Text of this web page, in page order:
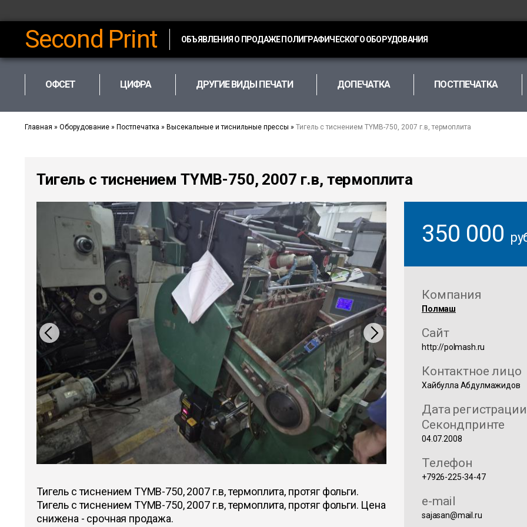
Second Print ОБЪЯВЛЕНИЯ О ПРОДАЖЕ ПОЛИГРАФИЧЕСКОГО ОБОРУДОВАНИЯ
ОФСЕТ ЦИФРА ДРУГИЕ ВИДЫ ПЕЧАТИ ДОПЕЧАТКА ПОСТПЕЧАТКА
Главная » Оборудование » Постпечатка » Высекальные и тиснильные прессы » Тигель с тиснением TYMB-750, 2007 г.в, термоплита
Тигель с тиснением TYMB-750, 2007 г.в, термоплита
Тигель с тиснением TYMB-750, 2007 г.в, термоплита, протяг фольги.
Тигель с тиснением TYMB-750, 2007 г.в, термоплита, протяг фольги. Цена
снижена - срочная продажа.
350 000
Компания
Полмаш
Сайт
http://polmash.ru
Контактное лицо
Хайбулла Абдулмажидов
Дата
Секондпринте
04.07.2008
Телефон
+7926-225-34-47
e-mail
sajasan@mail.ru